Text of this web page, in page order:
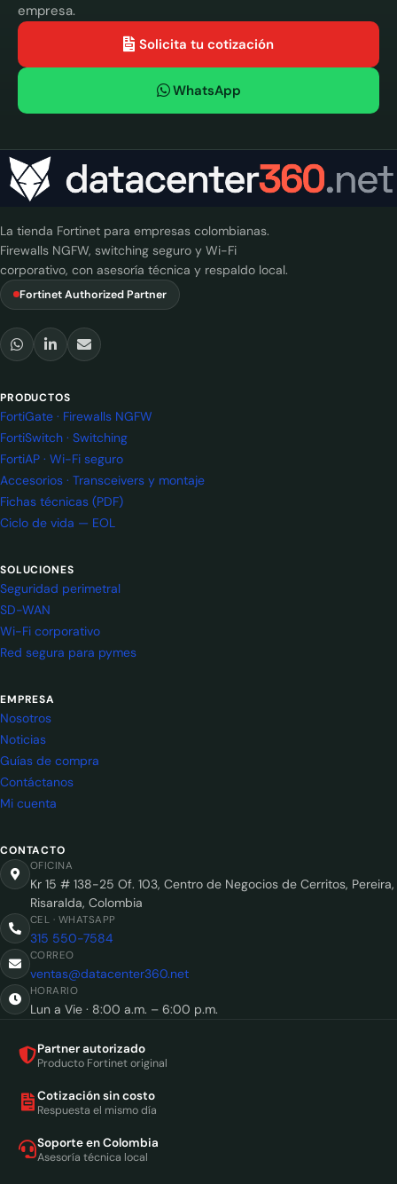
empresa.
Solicita tu cotización
WhatsApp
La tienda Fortinet para empresas colombianas.
Firewalls NGFW, switching seguro y Wi-Fi
corporativo, con asesoría técnica y respaldo local.
Fortinet Authorized Partner
PRODUCTOS
FortiGate · Firewalls NGFW
FortiSwitch · Switching
FortiAP · Wi-Fi seguro
Accesorios · Transceivers y montaje
Fichas técnicas (PDF)
Ciclo de vida — EOL
SOLUCIONES
Seguridad perimetral
SD-WAN
Wi-Fi corporativo
Red segura para pymes
EMPRESA
Nosotros
Noticias
Guías de compra
Contáctanos
Mi cuenta
CONTACTO
OFICINA
Kr 15 # 138-25 Of. 103, Centro de Negocios de Cerritos, Pereira,
Risaralda, Colombia
CEL · WHATSAPP
315 550-7584
CORREO
ventas@datacenter360.net
HORARIO
Lun a Vie · 8:00 a.m. – 6:00 p.m.
Partner autorizado
Producto Fortinet original
Cotización sin costo
Respuesta el mismo día
Soporte en Colombia
Asesoría técnica local